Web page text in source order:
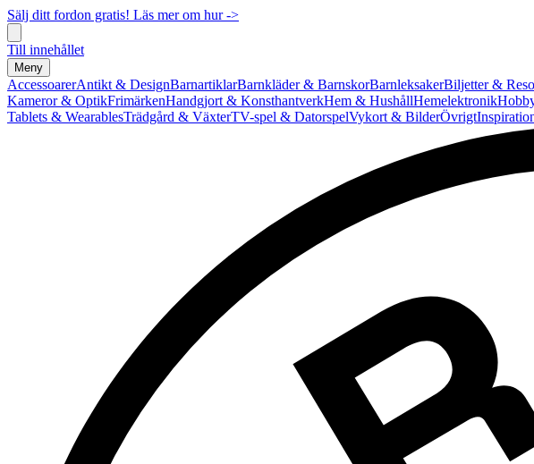
Sälj ditt fordon gratis! Läs mer om hur ->
Till innehållet
Meny
AccessoarerAntikt & DesignBarnartiklarBarnkläder & BarnskorBarnleksakerBiljetter &
Kameror & OptikFrimärkenHandgjort & KonsthantverkHem & HushållHemelektronik
Tablets & WearablesTrädgård & VäxterTV-spel & DatorspelVykort & BilderÖvrigt